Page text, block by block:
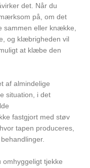
det. Når du
på, om det
sammen eller knække,
og klæbrigheden vil
at klæbe den
af almindelige
situation, i det
fastgjort med støv
tapen produceres,
tjekke